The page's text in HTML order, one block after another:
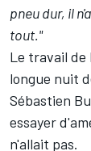
pneu dur, il
tout."
Le travail de
longue nuit
Sébastien
essayer
n'allait pas.